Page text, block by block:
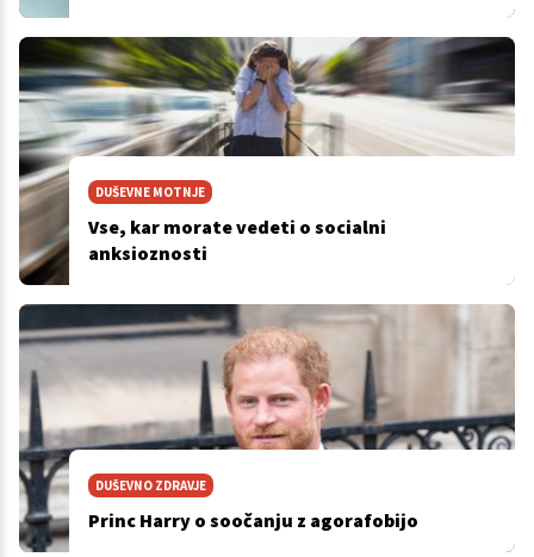
DUŠEVNE MOTNJE
Vse, kar morate vedeti o socialni
anksioznosti
DUŠEVNO ZDRAVJE
Princ Harry o soočanju z agorafobijo